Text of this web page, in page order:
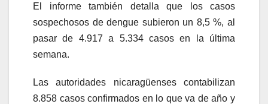
El informe también detalla que los casos
sospechosos de dengue subieron un 8,5 %, al
pasar de 4.917 a 5.334 casos en la última
semana.
Las autoridades nicaragüenses contabilizan
8.858 casos confirmados en lo que va de año y